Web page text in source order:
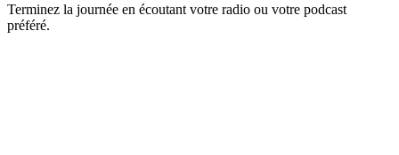
Terminez la journée en écoutant votre radio ou votre podcast
préféré.